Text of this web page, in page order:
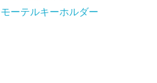
モーテルキーホルダー